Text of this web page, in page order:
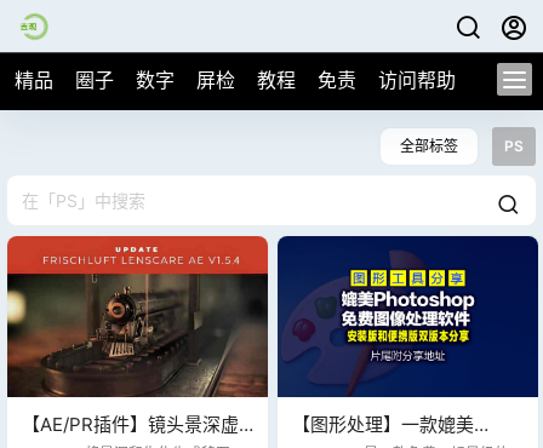
精品 圈子 数字 屏检 教程 免责 访问帮助
全部标签 PS
【AE/PR插件】镜头景深虚
【图形处理】一款媲美